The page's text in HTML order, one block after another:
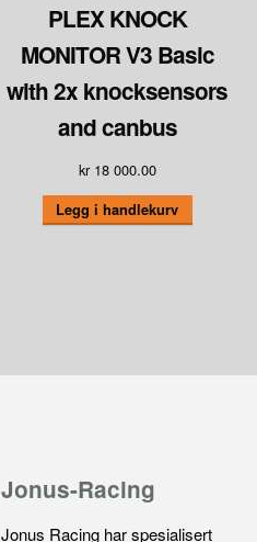
PLEX KNOCK
MONITOR V3 Basic
with 2x knocksensors
and canbus
kr18 000.00
Legg i handlekurv
Jonus-Racing
Jonus Racing har spesialisert